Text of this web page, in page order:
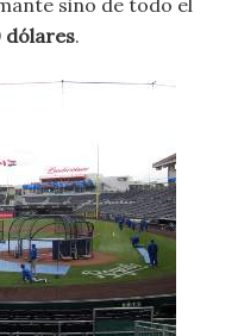
dólares.